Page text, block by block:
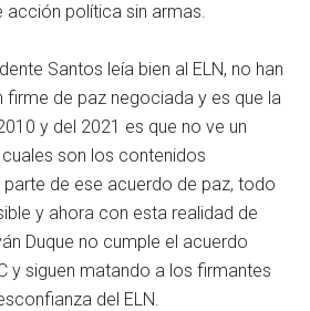
acción política sin armas.
Santos leía bien al ELN, no han
de paz negociada y es que la
y del 2021 es que no ve un
son los contenidos
de ese acuerdo de paz, todo
y ahora con esta realidad de
Duque no cumple el acuerdo
y siguen matando a los firmantes
del ELN.